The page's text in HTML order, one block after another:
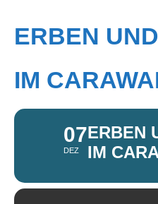
ERBEN
IM
07
DEZ
ERBEN
IM